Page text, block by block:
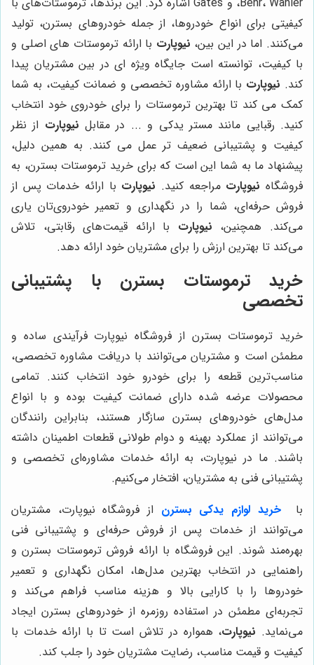
کیفیتی برای انواع خودروها، از جمله خودروهای بسترن، تولید
می‌کنند. اما در این بین، نیوپارت با ارائه ترموستات های اصلی و
با کیفیت، توانسته است جایگاه ویژه ای در بین مشتریان پیدا
کند. نیوپارت با ارائه مشاوره تخصصی و ضمانت کیفیت، به شما
کمک می کند تا بهترین ترموستات را برای خودروی خود انتخاب
کنید. رقبایی مانند مستر یدکی و ... در مقابل نیوپارت از نظر
کیفیت و پشتیبانی ضعیف تر عمل می کنند. به همین دلیل،
پیشنهاد ما به شما این است که برای خرید ترموستات بسترن، به
فروشگاه نیوپارت مراجعه کنید. نیوپارت با ارائه خدمات پس از
فروش حرفه‌ای، شما را در نگهداری و تعمیر خودروی‌تان یاری
می‌کند. همچنین، نیوپارت با ارائه قیمت‌های رقابتی، تلاش
می‌کند تا بهترین ارزش را برای مشتریان خود ارائه دهد.
خرید ترموستات بسترن با پشتیبانی
تخصصی
خرید ترموستات بسترن از فروشگاه نیوپارت فرآیندی ساده و
مطمئن است و مشتریان می‌توانند با دریافت مشاوره تخصصی،
مناسب‌ترین قطعه را برای خودرو خود انتخاب کنند. تمامی
محصولات عرضه شده دارای ضمانت کیفیت بوده و با انواع
مدل‌های خودروهای بسترن سازگار هستند، بنابراین رانندگان
می‌توانند از عملکرد بهینه و دوام طولانی قطعات اطمینان داشته
باشند. ما در نیوپارت، به ارائه خدمات مشاوره‌ای تخصصی و
پشتیبانی فنی به مشتریان، افتخار می‌کنیم.
با
خرید لوازم یدکی بسترن از فروشگاه نیوپارت، مشتریان
می‌توانند از خدمات پس از فروش حرفه‌ای و پشتیبانی فنی
بهره‌مند شوند. این فروشگاه با ارائه فروش ترموستات بسترن و
راهنمایی در انتخاب بهترین مدل‌ها، امکان نگهداری و تعمیر
خودروها را با کارایی بالا و هزینه مناسب فراهم می‌کند و
تجربه‌ای مطمئن در استفاده روزمره از خودروهای بسترن ایجاد
می‌نماید. نیوپارت، همواره در تلاش است تا با ارائه خدمات با
کیفیت و قیمت مناسب، رضایت مشتریان خود را جلب کند.